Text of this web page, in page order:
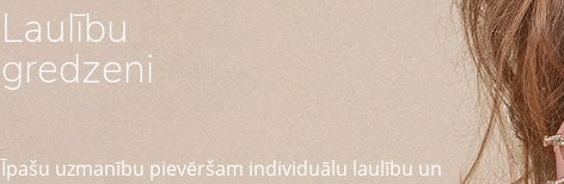
Laulību
gredzeni
Īpašu uzmanību pievēršam individuālu laulību un